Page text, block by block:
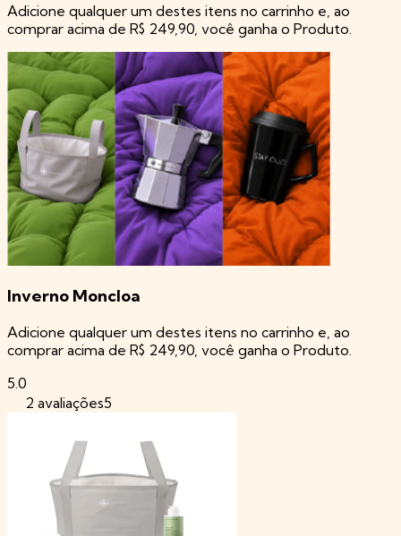
Adicione qualquer um destes itens no carrinho e, ao
comprar acima de R$ 249,90, você ganha o Produto.
Inverno Moncloa
Adicione qualquer um destes itens no carrinho e, ao
comprar acima de R$ 249,90, você ganha o Produto.
5.0
2 avaliações5